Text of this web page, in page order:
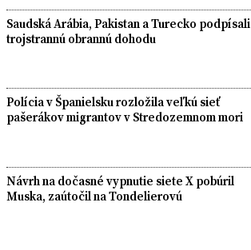
Saudská Arábia, Pakistan a Turecko podpísali
trojstrannú obrannú dohodu
Polícia v Španielsku rozložila veľkú sieť
pašerákov migrantov v Stredozemnom mori
Návrh na dočasné vypnutie siete X pobúril
Muska, zaútočil na Tondelierovú